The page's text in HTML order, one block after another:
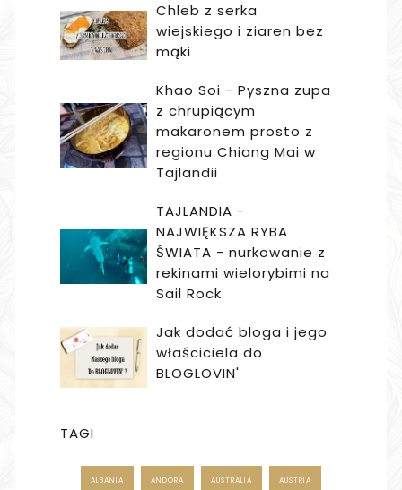
Chleb z serka
wiejskiego i ziaren bez
mąki
Khao Soi - Pyszna zupa
z chrupiącym
makaronem prosto z
regionu Chiang Mai w
Tajlandii
TAJLANDIA -
NAJWIĘKSZA RYBA
ŚWIATA - nurkowanie z
rekinami wielorybimi na
Sail Rock
Jak dodać bloga i jego
właściciela do
BLOGLOVIN'
TAGI
ALBANIA ANDORA AUSTRALIA AUSTRIA